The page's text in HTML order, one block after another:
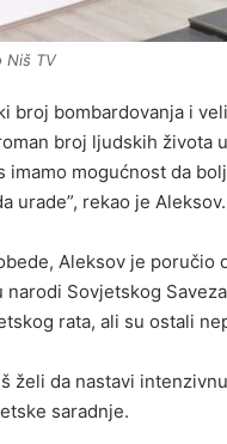
Niš TV
broj bombardovanja i
broj ljudskih života
imamo mogućnost da
urade”, rekao je Aleksov.
Aleksov je
narodi Sovjetskog
rata, ali su ostali
želi da nastavi
saradnje.